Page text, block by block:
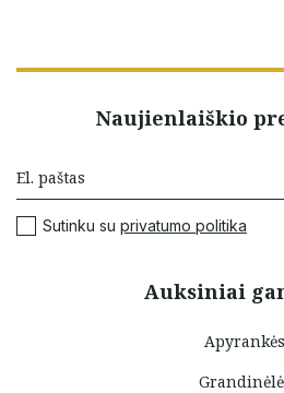
Auksiniai
Apyrankės
Naujienlaiškio
Sutinku su privatumo politika